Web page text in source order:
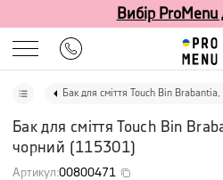
Вибір
Бак для сміття Touch Bin
Бак для сміття Touch Bin
чорний (115301)
Артикул:00800471